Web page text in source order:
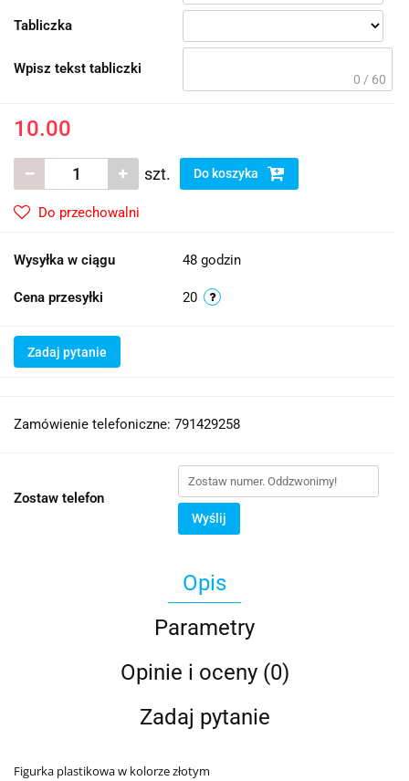
Tabliczka
Wpisz tekst tabliczki
0 / 60
10.00
szt. Do koszyka
Do przechowalni
Wysyłka w ciągu 48 godzin
Cena przesyłki 20
Zadaj pytanie
Zamówienie telefoniczne: 791429258
Zostaw telefon
Wyślij
Opis
Parametry
Opinie i oceny (0)
Zadaj pytanie
Figurka plastikowa w kolorze złotym